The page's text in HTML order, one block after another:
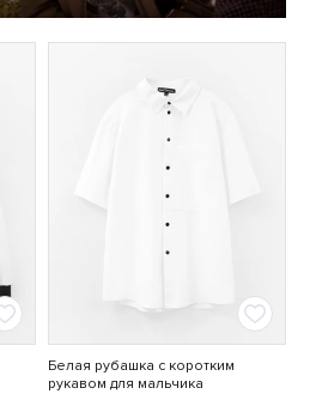
Белая рубашка с коротким
рукавом для мальчика